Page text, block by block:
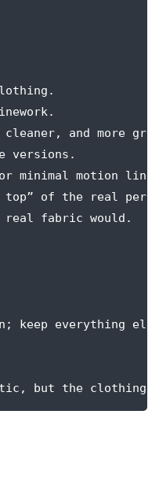
and more
versions.
minimal motion
of the real
real fabric would.
keep everything
but the